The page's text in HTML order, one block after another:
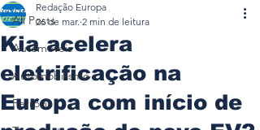
All Posts
Automóveis
Automobilismo
Ferrovia
Kia acelera
eletrificação na
Europa com início de
Redação Europa
26 de mar. 2 min de leitura